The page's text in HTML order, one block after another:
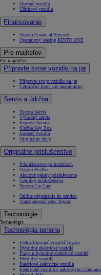
Osobné vozidlá
Úžitkové vozidlá
Financovanie
Toyota Financial Services
Operatívny leasing KINTO ONE
Pre majiteľov
Pre majiteľov
Připravte svoje vozidlo na jar
Připravte svoje vozidlo na jar
Celoročný hotel pre pneumatiky
Servis a údržba
Toyota Servis
Výhodný servis
Express Service
Služba Key Box
Jazdené vozidlá
Originálne diely
Originálne príslušenstvo
Príslušenstvo po modeloch
Toyota ProTect
Akciové pakety príslušenstva
Cenníky príslušenstva
Toyota Car Care
Online objednanie do servisu
Transparentné ceny Toyota
Technológie
Technológie
Technológia pohonu
Elektrifikované vozidlá Toyota
Hybridné elektrické vozidlá
Plug-in hybridné elektrické vozidlá
Hybridné vozidlá
Batériové elektrické vozidlá
Elektrické vozidlá s palivovými článkami